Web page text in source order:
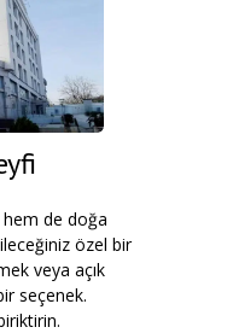
hem de doğa
özel bir
veya açık
seçenek.